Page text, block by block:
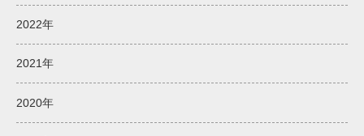
2022年
2021年
2020年